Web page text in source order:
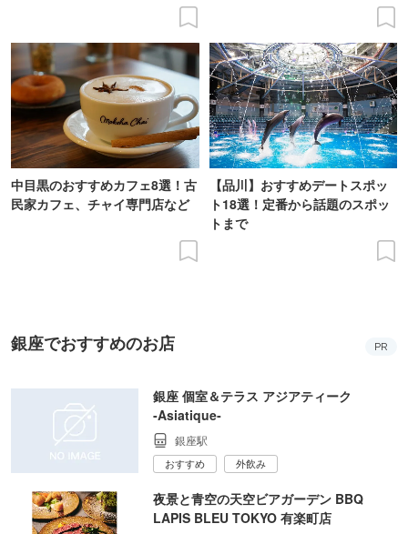
中目黒のおすすめカフェ8選！古
民家カフェ、チャイ専門店など
【品川】おすすめデートスポッ
ト18選！定番から話題のスポッ
トまで
銀座でおすすめのお店 PR
銀座 個室＆テラス アジアティーク
‐Asiatique‐
銀座駅
おすすめ 外飲み
夜景と青空の天空ビアガーデン BBQ
LAPIS BLEU TOKYO 有楽町店